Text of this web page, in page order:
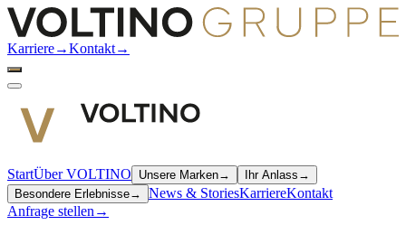
Karriere→Kontakt→
StartÜber VOLTINO Unsere Marken→ Ihr Anlass →
Besondere Erlebnisse→ News & StoriesKarriereKontakt
Anfrage stellen →